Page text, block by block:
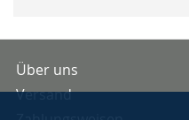
Über uns
Versand